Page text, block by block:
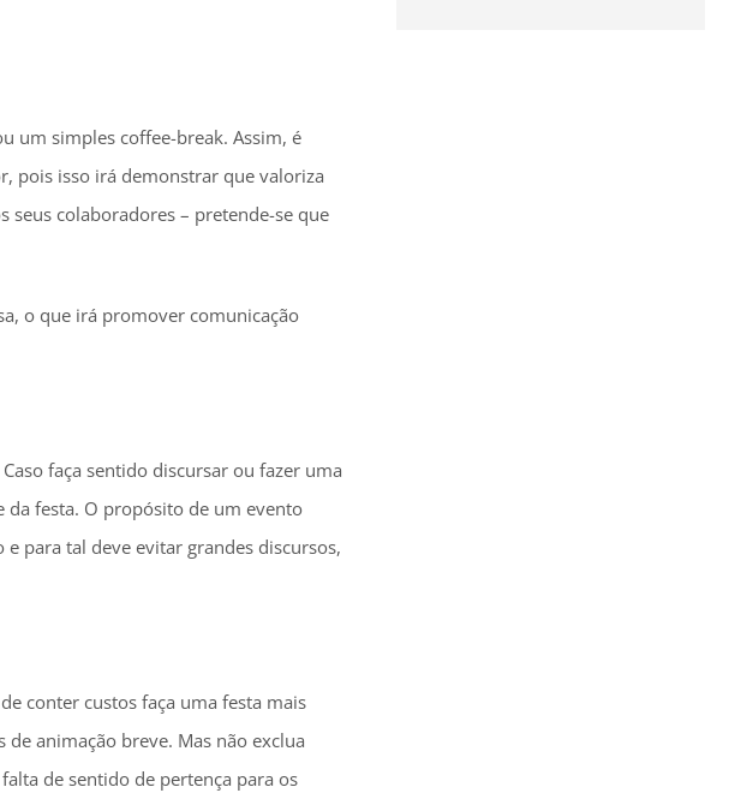
um simples coffee-break. Assim, é
pois isso irá demonstrar que valoriza
seus colaboradores – pretende-se que
o que irá promover comunicação
faça sentido discursar ou fazer uma
da festa. O propósito de um evento
para tal deve evitar grandes discursos,
conter custos faça uma festa mais
animação breve. Mas não exclua
de sentido de pertença para os